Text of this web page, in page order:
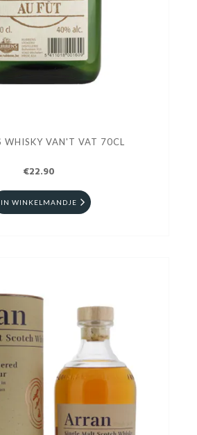
WHISKY VAN'T VAT 70CL
€22.90
IN WINKELMANDJE